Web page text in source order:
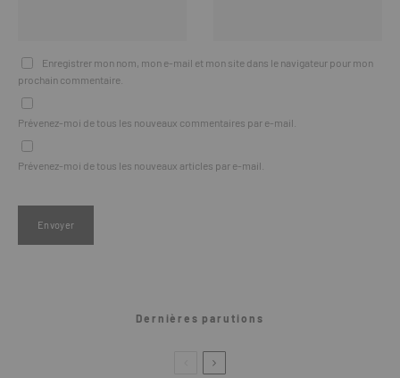
Enregistrer mon nom, mon e-mail et mon site dans le navigateur pour mon
prochain commentaire.
Prévenez-moi de tous les nouveaux commentaires par e-mail.
Prévenez-moi de tous les nouveaux articles par e-mail.
Dernières parutions